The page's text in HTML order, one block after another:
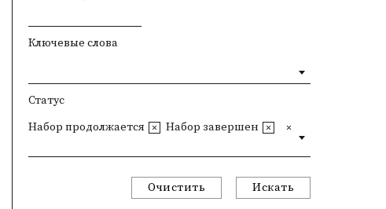
Ключевые слова
Статус
Набор продолжается Набор завершен
Очистить Искать